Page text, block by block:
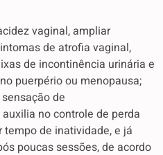
vaginal, ampliar
de atrofia vaginal,
de incontinência urinária e
puerpério ou menopausa;
de
no controle de perda
tempo de inatividade, e já
poucas sessões, de acordo